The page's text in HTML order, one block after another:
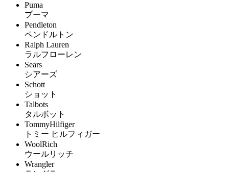
Puma
プーマ
Pendleton
ペンドルトン
Ralph Lauren
ラルフローレン
Sears
シアーズ
Schott
ショット
Talbots
タルボット
TommyHilfiger
トミー ヒルフィガー
WoolRich
ウールリッチ
Wrangler